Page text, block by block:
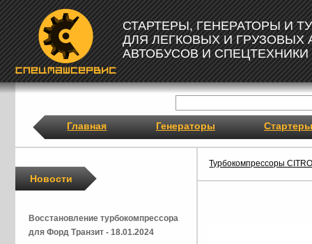
СТАРТЕРЫ, ГЕНЕРАТОРЫ И
ДЛЯ ЛЕГКОВЫХ И ГРУЗОВЫХ
АВТОБУСОВ И СПЕЦТЕХНИКИ
Главная Генераторы Стартеры
Турбокомпрессоры
Новости
Восстановление турбокомпрессора
для Форд Транзит - 18.01.2024